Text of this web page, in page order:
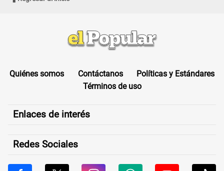
Quiénes somos Contáctanos
Políticas y Estándares
Términos de uso
Enlaces de interés
Redes Sociales